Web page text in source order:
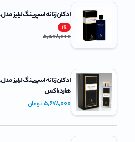
ادکلن زنانه اسپرینگ لیلیز مدل Great Girl حجم 100 میل
1%
5,578,000
هاردباکس
5,678,000تومان